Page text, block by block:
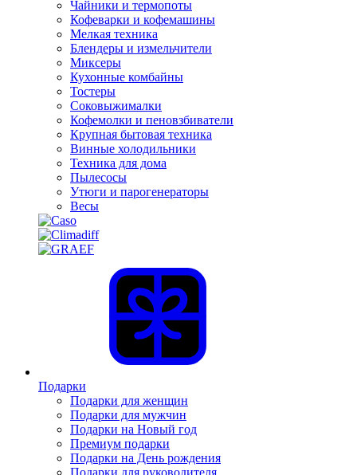
Чайники и термопоты
Кофеварки и кофемашины
Мелкая техника
Блендеры и измельчители
Миксеры
Кухонные комбайны
Тостеры
Соковыжималки
Кофемолки и пеновзбиватели
Крупная бытовая техника
Винные холодильники
Техника для дома
Пылесосы
Утюги и парогенераторы
Весы
Подарки
Подарки для женщин
Подарки для мужчин
Подарки на Новый год
Премиум подарки
Подарки на День рождения
Подарки для руководителя